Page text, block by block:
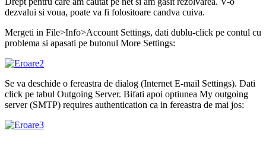
dezvalui si voua, poate va fi folositoare candva cuiva.
Mergeti in File>Info>Account Settings, dati dublu-click pe contul cu
problema si apasati pe butonul More Settings:
Se va deschide o fereastra de dialog (Internet E-mail Settings). Dati
click pe tabul Outgoing Server. Bifati apoi optiunea My outgoing
server (SMTP) requires authentication ca in fereastra de mai jos: